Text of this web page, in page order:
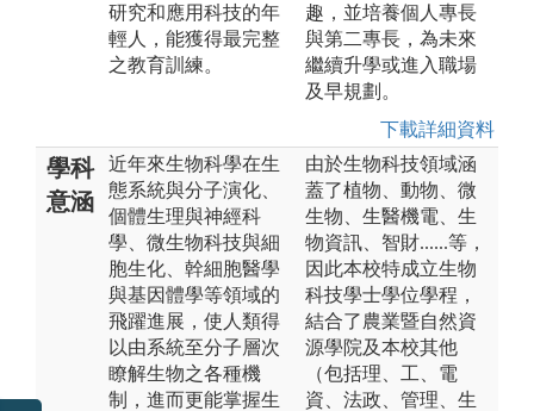
研究和應用科技的年
輕人，能獲得最完整
之教育訓練。
趣，並培養個人專長
與第二專長，為未來
繼續升學或進入職場
及早規劃。
下載詳細資料
學科
意涵
近年來生物科學在生
態系統與分子演化、
個體生理與神經科
學、微生物科技與細
胞生化、幹細胞醫學
與基因體學等領域的
飛躍進展，使人類得
以由系統至分子層次
瞭解生物之各種機
制，進而更能掌握生
由於生物科技領域涵
蓋了植物、動物、微
生物、生醫機電、生
物資訊、智財......等，
因此本校特成立生物
科技學士學位學程，
結合了農業暨自然資
源學院及本校其他
（包括理、工、電
資、法政、管理、生